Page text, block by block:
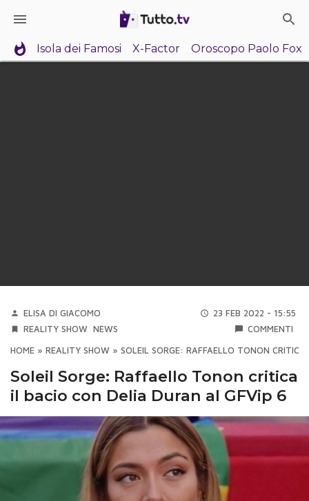
Isola dei Famosi X-Factor Oroscopo Paolo Fox
ELISA DI GIACOMO
23 FEB 2022 - 15:55
REALITY SHOW NEWS COMMENTI
HOME » REALITY SHOW » SOLEIL SORGE: RAFFAELLO TONON
Soleil Sorge: Raffaello Tonon critica
il bacio con Delia Duran al GFVip 6